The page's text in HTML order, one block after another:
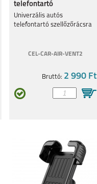
FLIP7 FE
SAMSUNG GALAXY
S25 PLUS
telefontartó
szellőzőrácsra
Univerzális autós
telefontartó szellőzőrácsra
CEL-CAR-AIR-VENT2
Bruttó: 2 990 Ft